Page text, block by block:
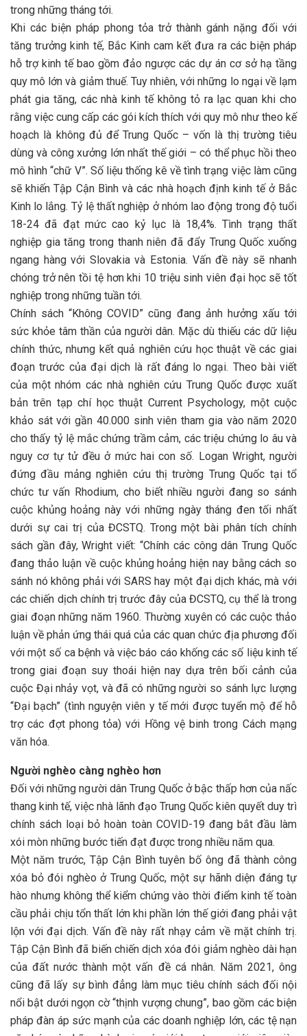
trong những tháng tới.
Khi các biện pháp phong tỏa trở thành gánh nặng đối với
tăng trưởng kinh tế, Bắc Kinh cam kết đưa ra các biện pháp
hỗ trợ kinh tế bao gồm đảo ngược các dự án cơ sở hạ tầng
quy mô lớn và giảm thuế. Tuy nhiên, với những lo ngại về lạm
phát gia tăng, các nhà kinh tế không tỏ ra lạc quan khi cho
rằng việc cung cấp các gói kích thích với quy mô như theo kế
hoạch là không đủ để Trung Quốc – vốn là thị trường tiêu
dùng và công xưởng lớn nhất thế giới – có thể phục hồi theo
mô hình “chữ V”. Số liệu thống kê về tình trạng việc làm cũng
sẽ khiến Tập Cận Bình và các nhà hoạch định kinh tế ở Bắc
Kinh lo lắng. Tỷ lệ thất nghiệp ở nhóm lao động trong độ tuổi
18-24 đã đạt mức cao kỷ lục là 18,4%. Tình trạng thất
nghiệp gia tăng trong thanh niên đã đẩy Trung Quốc xuống
ngang hàng với Slovakia và Estonia. Vấn đề này sẽ nhanh
chóng trở nên tồi tệ hơn khi 10 triệu sinh viên đại học sẽ tốt
nghiệp trong những tuần tới.
Chính sách “Không COVID” cũng đang ảnh hưởng xấu tới
sức khỏe tâm thần của người dân. Mặc dù thiếu các dữ liệu
chính thức, nhưng kết quả nghiên cứu học thuật về các giai
đoạn trước của đại dịch là rất đáng lo ngại. Theo bài viết
của một nhóm các nhà nghiên cứu Trung Quốc được xuất
bản trên tạp chí học thuật Current Psychology, một cuộc
khảo sát với gần 40.000 sinh viên tham gia vào năm 2020
cho thấy tỷ lệ mắc chứng trầm cảm, các triệu chứng lo âu và
nguy cơ tự tử đều ở mức hai con số. Logan Wright, người
đứng đầu mảng nghiên cứu thị trường Trung Quốc tại tổ
chức tư vấn Rhodium, cho biết nhiều người đang so sánh
cuộc khủng hoảng này với những ngày tháng đen tối nhất
dưới sự cai trị của ĐCSTQ. Trong một bài phân tích chính
sách gần đây, Wright viết: “Chính các công dân Trung Quốc
đang thảo luận về cuộc khủng hoảng hiện nay bằng cách so
sánh nó không phải với SARS hay một đại dịch khác, mà với
các chiến dịch chính trị trước đây của ĐCSTQ, cụ thể là trong
giai đoạn những năm 1960. Thường xuyên có các cuộc thảo
luận về phản ứng thái quá của các quan chức địa phương đối
với một số ca bệnh và việc báo cáo khống các số liệu kinh tế
trong giai đoạn suy thoái hiện nay dựa trên bối cảnh của
cuộc Đại nhảy vọt, và đã có những người so sánh lực lượng
“Đại bạch” (tình nguyện viên y tế mới được tuyển mộ để hỗ
trợ các đợt phong tỏa) với Hồng vệ binh trong Cách mạng
văn hóa.
Người nghèo càng nghèo hơn
Đối với những người dân Trung Quốc ở bậc thấp hơn của nấc
thang kinh tế, việc nhà lãnh đạo Trung Quốc kiên quyết duy trì
chính sách loại bỏ hoàn toàn COVID-19 đang bắt đầu làm
xói mòn những bước tiến đạt được trong nhiều năm qua.
Một năm trước, Tập Cận Bình tuyên bố ông đã thành công
xóa bỏ đói nghèo ở Trung Quốc, một sự hãnh diện đáng tự
hào nhưng không thể kiểm chứng vào thời điểm kinh tế toàn
cầu phải chịu tổn thất lớn khi phần lớn thế giới đang phải vật
lộn với đại dịch. Vấn đề này rất nhạy cảm về mặt chính trị.
Tập Cận Bình đã biến chiến dịch xóa đói giảm nghèo dài hạn
của đất nước thành một vấn đề cá nhân. Năm 2021, ông
cũng đã lấy sự bình đẳng làm mục tiêu chính sách đối nội
nổi bật dưới ngọn cờ “thịnh vượng chung”, bao gồm các biện
pháp đàn áp sức mạnh của các doanh nghiệp lớn, các tệ nạn